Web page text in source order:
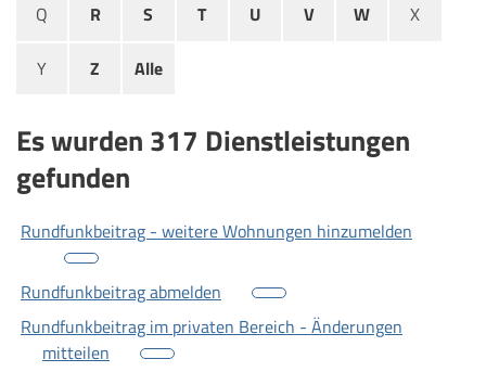
Q R S T U V W X
Y Z Alle
Es wurden 317 Dienstleistungen
gefunden
Rundfunkbeitrag - weitere Wohnungen hinzumelden
Rundfunkbeitrag abmelden
Rundfunkbeitrag im privaten Bereich - Änderungen
mitteilen